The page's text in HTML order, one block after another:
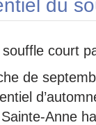
du
court
de
Anne